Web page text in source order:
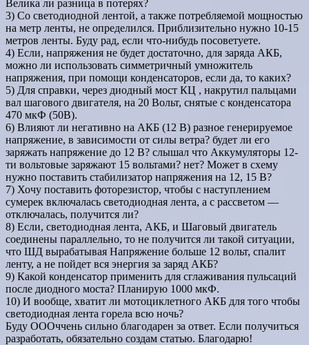
Велика ли разница в потерях?
3) Со светодиодной лентой, а также потребляемой мощностью
на метр ленты, не определился. Приблизительно нужно 10-15
метров ленты. Буду рад, если что-нибудь посоветуете.
4) Если, напряжения не будет достаточно, для заряда АКБ,
можно ли использовать симметричный умножитель
напряжения, при помощи конденсаторов, если да, то каких?
5) Для справки, через диодный мост КЦ , накрутил пальцами
вал шагового двигателя, на 20 Вольт, снятые с конденсатора
470 мкФ (50В).
6) Влияют ли негативно на АКБ (12 В) разное генерируемое
напряжение, в зависимости от силы ветра? будет ли его
заряжать напряжение до 12 В? слышал что Аккумуляторы 12-
ти вольтовые заряжают 15 вольтами? нет? Может в схему
нужно поставить стабилизатор напряжения на 12, 15 В?
7) Хочу поставить фоторезистор, чтобы с наступлением
сумерек включалась светодиодная лента, а с рассветом —
отключалась, получится ли?
8) Если, светодиодная лента, АКБ, и Шаговый двигатель
соединены параллельно, то не получится ли такой ситуации,
что ШД вырабатывая Напряжение больше 12 вольт, спалит
ленту, а не пойдет вся энергия за заряд АКБ?
9) Какой конденсатор применить для сглаживания пульсаций
после диодного моста? Планирую 1000 мкФ.
10) И вообще, хватит ли мотоциклетного АКБ для того чтобы
светодиодная лента горела всю ночь?
Буду ОООччень сильно благодарен за ответ. Если получиться
разработать, обязательно создам статью. Благодарю!